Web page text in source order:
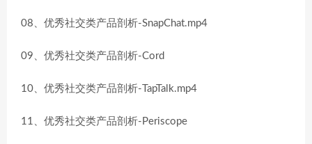
08、优秀社交类产品剖析-SnapChat.mp4
09、优秀社交类产品剖析-Cord
10、优秀社交类产品剖析-TapTalk.mp4
11、优秀社交类产品剖析-Periscope